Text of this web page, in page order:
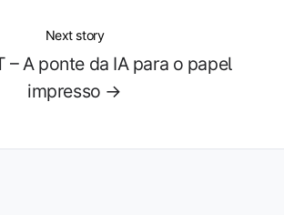
Next story
– A ponte da IA para o papel
impresso →